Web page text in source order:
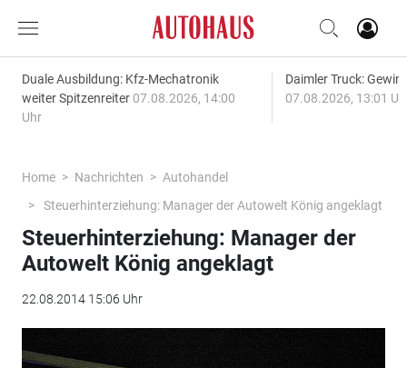
Duale Ausbildung: Kfz-Mechatronik
weiter Spitzenreiter 07.08.2026, 14:00
Uhr
Daimler Truck:
07.08.2026, 13:01
Home Nachrichten
Autohandel
Steuerhinterziehung: Manager der Autowelt König angeklagt
Steuerhinterziehung: Manager der
Autowelt König angeklagt
22.08.2014 15:06 Uhr